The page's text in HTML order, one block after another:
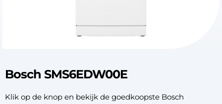
Bosch SMS6EDW00E
Klik op de knop en bekijk de goedkoopste Bosch